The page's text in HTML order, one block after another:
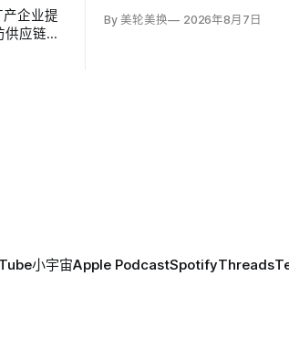
企业提
应链对
美元贷
By 美轮美换 2026年8月7日
小宇宙Apple PodcastSpotifyThreads